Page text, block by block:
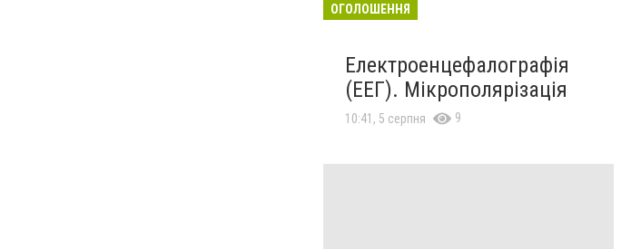
ОГОЛОШЕННЯ
Електроенцефалографія
(ЕЕГ). Мікрополярізація
10:41, 5 серпня 9